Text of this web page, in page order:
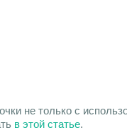
не только с
в этой статье.